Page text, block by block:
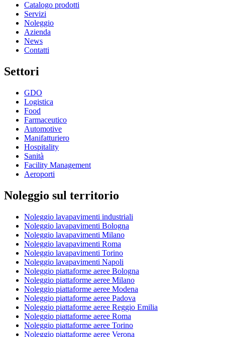
Catalogo prodotti
Servizi
Noleggio
Azienda
News
Contatti
Settori
GDO
Logistica
Food
Farmaceutico
Automotive
Manifatturiero
Hospitality
Sanità
Facility Management
Aeroporti
Noleggio sul territorio
Noleggio lavapavimenti industriali
Noleggio lavapavimenti Bologna
Noleggio lavapavimenti Milano
Noleggio lavapavimenti Roma
Noleggio lavapavimenti Torino
Noleggio lavapavimenti Napoli
Noleggio piattaforme aeree Bologna
Noleggio piattaforme aeree Milano
Noleggio piattaforme aeree Modena
Noleggio piattaforme aeree Padova
Noleggio piattaforme aeree Reggio Emilia
Noleggio piattaforme aeree Roma
Noleggio piattaforme aeree Torino
Noleggio piattaforme aeree Verona